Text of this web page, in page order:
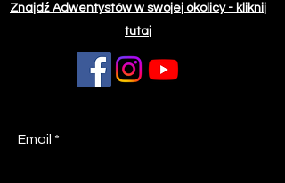
Znajdź Adwentystów w swojej okolicy - kliknij
tutaj
Email